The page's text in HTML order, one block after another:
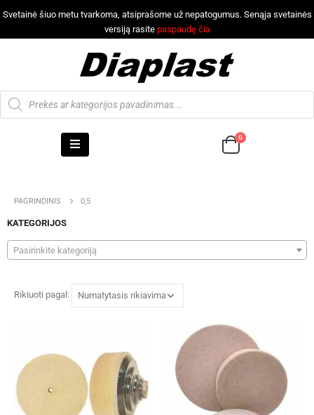
Svetainė šiuo metu tvarkoma, atsiprašome už nepatogumus. Senąja svetainės
versiją rasite paspaudę čia
0
PAGRINDINIS 0,5
KATEGORIJOS
Pasirinkite kategoriją
Rikiuoti pagal: